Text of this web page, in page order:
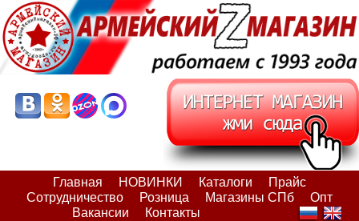
Главная НОВИНКИ Каталоги
Прайс
Сотрудничество
Розница Магазины СПб
Опт
Вакансии
Контакты